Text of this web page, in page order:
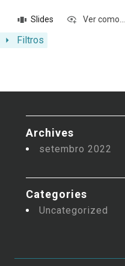
Filtros
Slides Ver como...
Archives
setembro 2022
Categories
Uncategorized